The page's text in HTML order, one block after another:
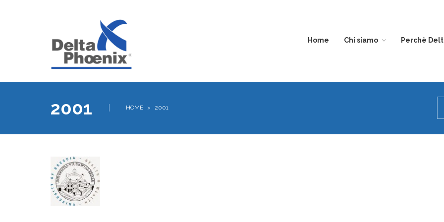
Home Chi siamo Perchè
2001 HOME > 2001